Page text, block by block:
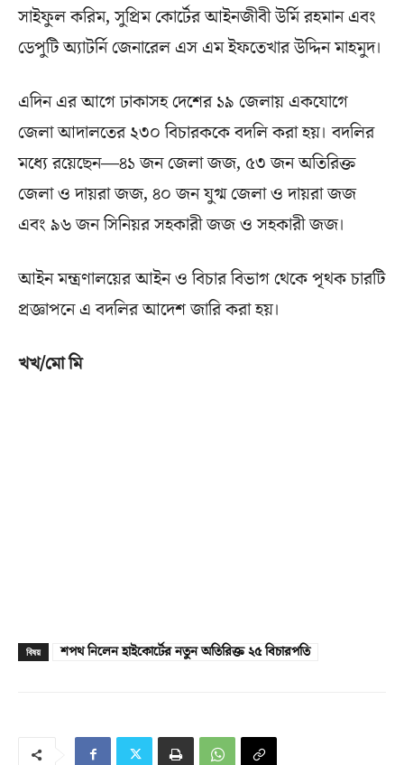
সাইফুল করিম, সুপ্রিম কোর্টের আইনজীবী উর্মি রহমান এবং
ডেপুটি অ্যাটর্নি জেনারেল এস এম ইফতেখার উদ্দিন মাহমুদ।
এদিন এর আগে ঢাকাসহ দেশের ১৯ জেলায় একযোগে
জেলা আদালতের ২৩০ বিচারককে বদলি করা হয়। বদলির
মধ্যে রয়েছেন—৪১ জন জেলা জজ, ৫৩ জন অতিরিক্ত
জেলা ও দায়রা জজ, ৪০ জন যুগ্ম জেলা ও দায়রা জজ
এবং ৯৬ জন সিনিয়র সহকারী জজ ও সহকারী জজ।
আইন মন্ত্রণালয়ের আইন ও বিচার বিভাগ থেকে পৃথক চারটি
প্রজ্ঞাপনে এ বদলির আদেশ জারি করা হয়।
খখ/মো মি
বিষয় শপথ নিলেন হাইকোর্টের নতুন অতিরিক্ত ২৫ বিচারপতি